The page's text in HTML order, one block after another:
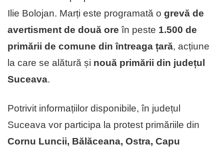
Ilie Bolojan. Marți este programată o grevă de
avertisment de două ore în peste 1.500 de
primării de comune din întreaga țară, acțiune
la care se alătură și nouă primării din județul
Suceava.
Potrivit informațiilor disponibile, în județul
Suceava vor participa la protest primăriile din
Cornu Luncii, Bălăceana, Ostra, Capu